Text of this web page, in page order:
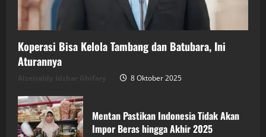
Koperasi Bisa Kelola Tambang dan Batubara, Ini
Aturannya
8 Oktober 2025
Mentan Pastikan Indonesia Tidak Akan
Impor Beras hingga Akhir 2025